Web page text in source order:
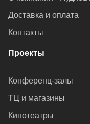
Доставка и оплата
Контакты
Проекты
Конференц-залы
ТЦ и магазины
Кинотеатры